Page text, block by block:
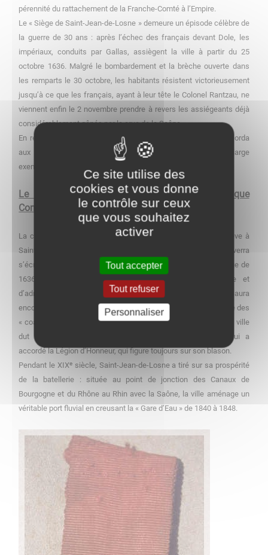
pérennité du rattachement de la Franche-Comté à l’Empire.
Le « Siège de Saint-Jean-de-Losne » demeure un épisode célèbre de
la guerre de 30 ans : après l’échec des français devant Dole, les
impériaux, conduits par Gallas, assiègent la ville à partir du 25
octobre 1636. Malgré le bombardement et la brèche ouverte dans
les remparts le 30 octobre, les habitants résistent victorieusement
jusqu’à ce que les français, ayant à leur tête le Colonel Rantzau, ne
viennent enfin le 2 novembre prendre à revers les assiégeants déjà
considérablement gênés par la crue de la Saône.
En reconnaissance de cette « Belle Défense », Louis XIII accorda
aux habitants, par lettre patente de décembre 1636, une large
exemption d’impôts qui fut renouvelée jusqu’à la Révolution.
Le XVIIIe Siècle, la Révolution et l'Epoque
Contemporaine
La conquête de la Franche-Comté par Louis XIV, en 1674, enlève à
Saint-Jean-de-Losne son rôle militaire et le XVIII
siècle verra
s’écrouler petit à petit les remparts de briques, témoins du siège de
1636. Saint-Jean-de-Losne reste un centre de commerce et
d’administration locale. Sous l’Empire, Saint-Jean-de-Losne aura
encore l’occasion de se distinguer : en 1814, la ville subi le siège des
« coalisés » poursuivant les restes de l’armée de Napoléon ; la ville
dut capituler, mais l’Empereur, pendant les Cents-Jours, lui a
accordé la Légion d’Honneur, qui figure toujours sur son blason.
Pendant le XIXesiècle, Saint-Jean-de-Losne a tiré sur sa prospérité
de la batellerie : située au point de jonction des Canaux de
Bourgogne et du Rhône au Rhin avec la Saône, la ville aménage un
véritable port fluvial en creusant la « Gare d’Eau » de 1840 à 1848.
Ce site utilise des
cookies et vous donne
le contrôle sur ceux
que vous souhaitez
activer
Tout accepter
Tout refuser
Personnaliser